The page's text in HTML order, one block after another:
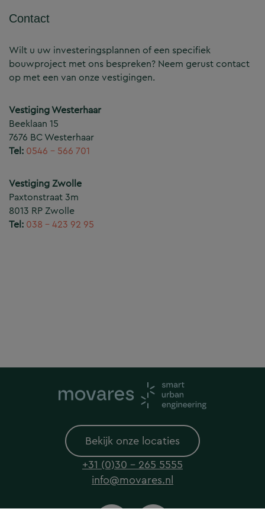
Contact
Wilt u uw investeringsplannen of een specifiek
bouwproject met ons bespreken? Neem gerust contact
op met een van onze vestigingen.
Vestiging Westerhaar
Beeklaan 15
7676 BC Westerhaar
Tel: 0546 – 566 701
Vestiging Zwolle
Paxtonstraat 3m
8013 RP Zwolle
Tel: 038 – 423 92 95
Bekijk onze locaties
+31 (0)30 - 265 5555
info@movares.nl